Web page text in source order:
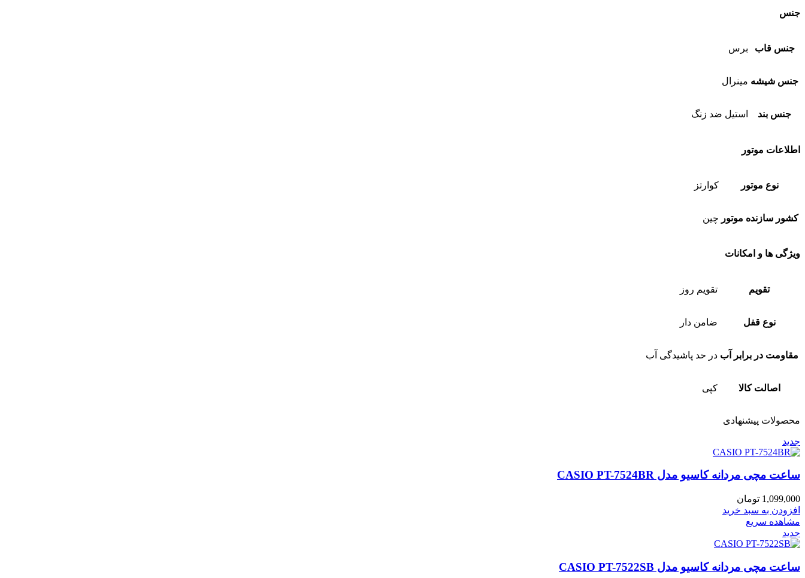
جنس
جنس قاب برس
جنس شیشه مینرال
جنس بند استیل ضد زنگ
اطلاعات موتور
نوع موتور کوارتز
کشور سازنده موتور چین
ویژگی ها و امکانات
تقویم تقویم روز
نوع قفل ضامن دار
مقاومت در برابر آب در حد پاشیدگی آب
اصالت کالا کپی
محصولات پیشنهادی
جدید
ساعت مچی مردانه کاسیو مدل CASIO PT-7524BR
1,099,000 تومان
افزودن به سبد خرید
مشاهده سریع
جدید
ساعت مچی مردانه کاسیو مدل CASIO PT-7522SB